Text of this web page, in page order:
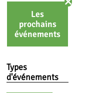
Les
prochains
événements
Types
d'événements